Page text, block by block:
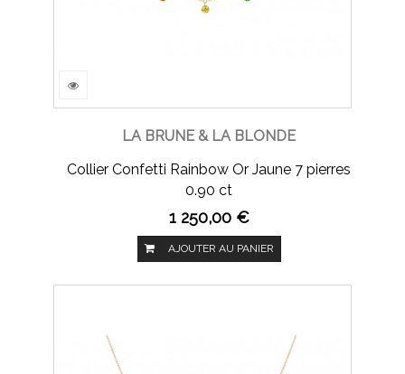
LA BRUNE & LA BLONDE
Collier Confetti Rainbow Or Jaune 7 pierres
0.90 ct
1 250,00 €
AJOUTER AU PANIER